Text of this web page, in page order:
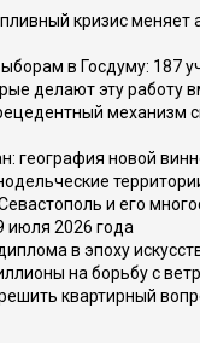
кризис
в Госдуму: 187
делают эту работу
механизм
география новой
и его
июля 2026 года
в эпоху
на борьбу с
квартирный